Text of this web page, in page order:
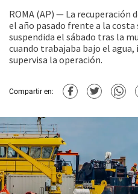
ROMA (AP) — La recuperación
el año pasado frente a la
suspendida el sábado tras la
cuando trabajaba bajo el
supervisa la operación.
Compartir en: